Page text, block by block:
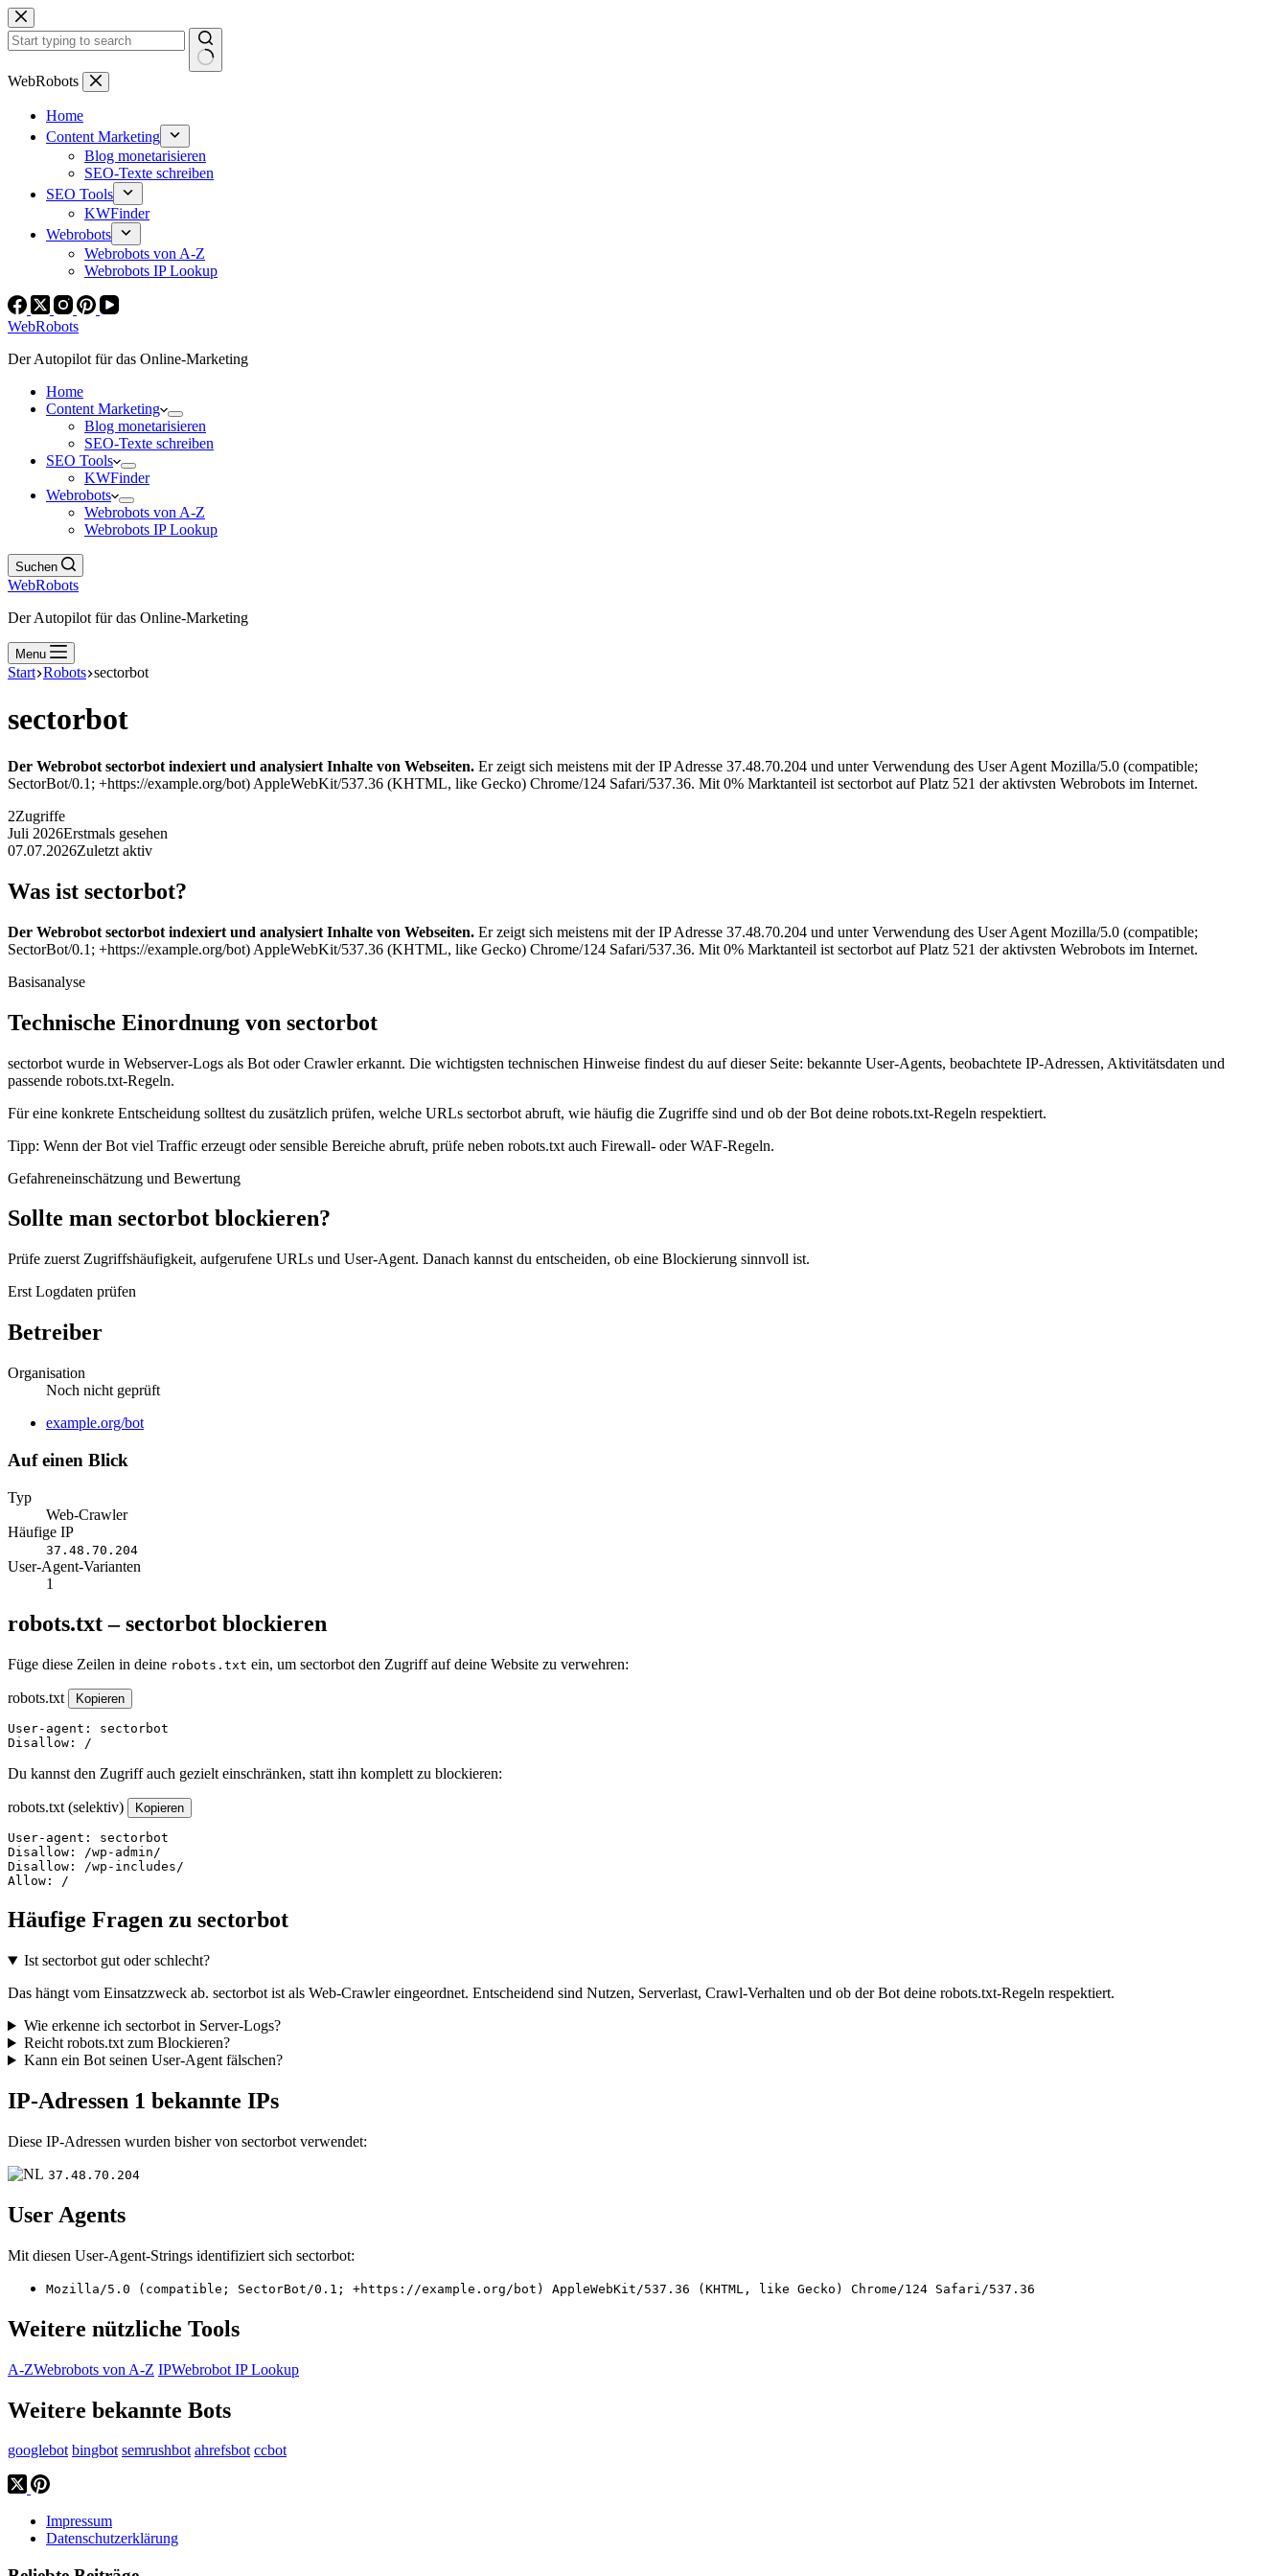
Zum
Inhalt
springen
Keine
WebRobots
Home
Content Marketing
Blog monetarisieren
SEO-Texte schreiben
SEO Tools
KWFinder
Webrobots
Webrobots von A-Z
Webrobots IP Lookup
WebRobots
Der Autopilot für das Online-Marketing
Home
Content Marketing
Blog monetarisieren
SEO-Texte schreiben
SEO Tools
KWFinder
Webrobots
Webrobots von A-Z
Webrobots IP Lookup
Suchen
WebRobots
Der Autopilot für das Online-Marketing
Menu
Start Robots sectorbot
sectorbot
Der Webrobot sectorbot indexiert und analysiert Inhalte von Webseiten. Er zeigt sich meistens mit der IP Adresse 37.48.70.204 und unter Verwendung des User Agent Mozilla/5.0 (compatible;
SectorBot/0.1; +https://example.org/bot) AppleWebKit/537.36 (KHTML, like Gecko) Chrome/124 Safari/537.36. Mit 0% Marktanteil ist sectorbot auf Platz 521 der aktivsten Webrobots im Internet.
2Zugriffe
Juli 2026Erstmals gesehen
07.07.2026Zuletzt aktiv
Was ist sectorbot?
Der Webrobot sectorbot indexiert und analysiert Inhalte von Webseiten. Er zeigt sich meistens mit der IP Adresse 37.48.70.204 und unter Verwendung des User Agent Mozilla/5.0 (compatible;
SectorBot/0.1; +https://example.org/bot) AppleWebKit/537.36 (KHTML, like Gecko) Chrome/124 Safari/537.36. Mit 0% Marktanteil ist sectorbot auf Platz 521 der aktivsten Webrobots im Internet.
Basisanalyse
Technische Einordnung von sectorbot
sectorbot wurde in Webserver-Logs als Bot oder Crawler erkannt. Die wichtigsten technischen Hinweise findest du auf dieser Seite: bekannte User-Agents, beobachtete IP-Adressen, Aktivitätsdaten und
passende robots.txt-Regeln.
Für eine konkrete Entscheidung solltest du zusätzlich prüfen, welche URLs sectorbot abruft, wie häufig die Zugriffe sind und ob der Bot deine robots.txt-Regeln respektiert.
Tipp: Wenn der Bot viel Traffic erzeugt oder sensible Bereiche abruft, prüfe neben robots.txt auch Firewall- oder WAF-Regeln.
Gefahreneinschätzung und Bewertung
Sollte man sectorbot blockieren?
Prüfe zuerst Zugriffshäufigkeit, aufgerufene URLs und User-Agent. Danach kannst du entscheiden, ob eine Blockierung sinnvoll ist.
Erst Logdaten prüfen
Betreiber
Organisation
Noch nicht geprüft
Website
example.org/bot
Auf einen Blick
Typ
Web-Crawler
Häufige IP
37.48.70.204
User-Agent-Varianten
1
robots.txt – sectorbot blockieren
Füge diese Zeilen in deine robots.txt ein, um sectorbot den Zugriff auf deine Website zu verwehren:
robots.txt Kopieren
User-agent: sectorbot
Disallow: /
Du kannst den Zugriff auch gezielt einschränken, statt ihn komplett zu blockieren:
robots.txt (selektiv) Kopieren
User-agent: sectorbot
Disallow: /wp-admin/
Disallow: /wp-includes/
Allow: /
Häufige Fragen zu sectorbot
Ist sectorbot gut oder schlecht?
Das hängt vom Einsatzzweck ab. sectorbot ist als Web-Crawler eingeordnet. Entscheidend sind Nutzen, Serverlast, Crawl-Verhalten und ob der Bot deine robots.txt-Regeln respektiert.
Wie erkenne ich sectorbot in Server-Logs?
Reicht robots.txt zum Blockieren?
Kann ein Bot seinen User-Agent fälschen?
IP-Adressen 1 bekannte IPs
Diese IP-Adressen wurden bisher von sectorbot verwendet:
37.48.70.204
User Agents
Mit diesen User-Agent-Strings identifiziert sich sectorbot:
Mozilla/5.0 (compatible; SectorBot/0.1; +https://example.org/bot) AppleWebKit/537.36 (KHTML, like Gecko) Chrome/124 Safari/537.36
Weitere nützliche Tools
A-ZWebrobots von A-Z IPWebrobot IP Lookup
Weitere bekannte Bots
googlebot bingbot semrushbot ahrefsbot ccbot
Impressum
Datenschutzerklärung